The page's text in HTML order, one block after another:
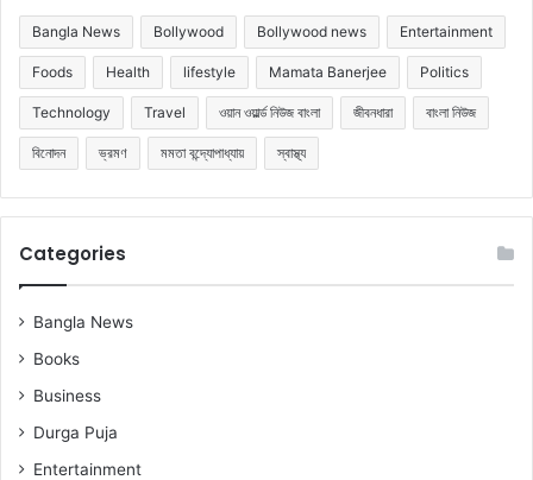
Bangla News Bollywood Bollywood news Entertainment
Foods Health lifestyle Mamata Banerjee Politics
Technology Travel ওয়ান ওয়ার্ল্ড নিউজ বাংলা জীবনধারা বাংলা নিউজ
বিনোদন ভ্রমণ মমতা বন্দ্যোপাধ্যায় স্বাস্থ্য
Categories
Bangla News
Books
Business
Durga Puja
Entertainment